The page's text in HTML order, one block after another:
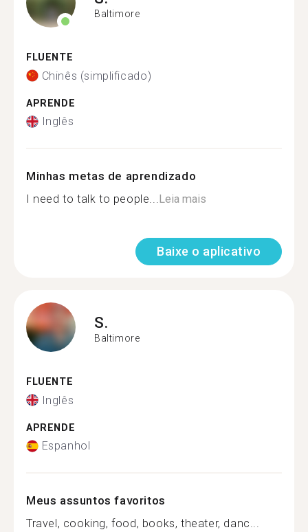
Baltimore
FLUENTE
Chinês (simplificado)
APRENDE
Inglês
Minhas metas de aprendizado
I need to talk to people...Leia mais
Baixe o aplicativo
S.
Baltimore
FLUENTE
Inglês
APRENDE
Espanhol
Meus assuntos favoritos
Travel, cooking, food, books, theater, danc...